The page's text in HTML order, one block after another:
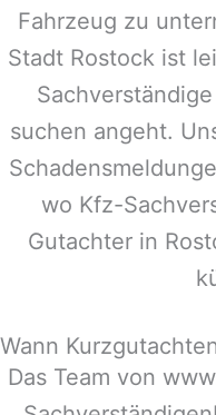
Fahrzeug zu
Stadt Rostock ist
suchen angeht.
wo Kfz-
Gutachter in
Wann
Das Team von